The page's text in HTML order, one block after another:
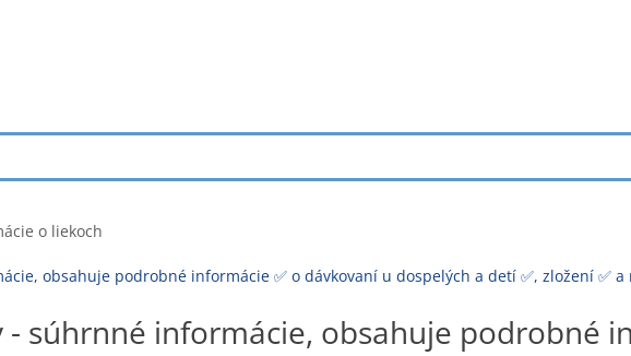
o liekoch
obsahuje podrobné informácie ✅ o dávkovaní u dospelých a detí ✅, zložení ✅
súhrnné informácie, obsahuje podrobné